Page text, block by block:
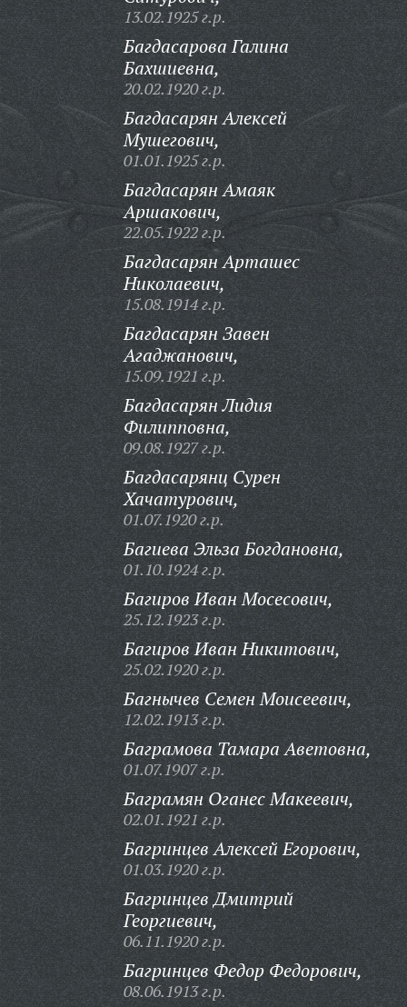
13.02.1925 г.р.
Багдасарова Галина
Бахшиевна,
20.02.1920 г.р.
Багдасарян Алексей
Мушегович,
01.01.1925 г.р.
Багдасарян Амаяк
Аршакович,
22.05.1922 г.р.
Багдасарян Арташес
Николаевич,
15.08.1914 г.р.
Багдасарян Завен
Агаджанович,
15.09.1921 г.р.
Багдасарян Лидия
Филипповна,
09.08.1927 г.р.
Багдасарянц Сурен
Хачатурович,
01.07.1920 г.р.
Багиева Эльза Богдановна,
01.10.1924 г.р.
Багиров Иван Мосесович,
25.12.1923 г.р.
Багиров Иван Никитович,
25.02.1920 г.р.
Багнычев Семен Моисеевич,
12.02.1913 г.р.
Баграмова Тамара Аветовна,
01.07.1907 г.р.
Баграмян Оганес Макеевич,
02.01.1921 г.р.
Багринцев Алексей Егорович,
01.03.1920 г.р.
Багринцев Дмитрий
Георгиевич,
06.11.1920 г.р.
Багринцев Федор Федорович,
08.06.1913 г.р.